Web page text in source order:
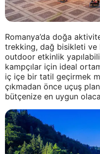
Romanya’da doğa
trekking, dağ bisikleti ve
outdoor etkinlik
kampçılar için ideal
iç içe bir tatil geçirmek
çıkmadan önce uçuş
bütçenize en uygun